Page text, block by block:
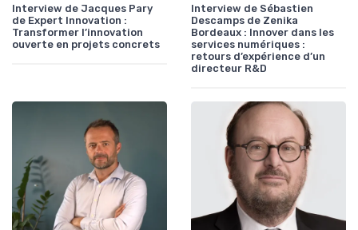
Interview de Jacques Pary
de Expert Innovation :
Transformer l’innovation
ouverte en projets concrets
Interview de Sébastien
Descamps de Zenika
Bordeaux : Innover dans les
services numériques :
retours d’expérience d’un
directeur R&D